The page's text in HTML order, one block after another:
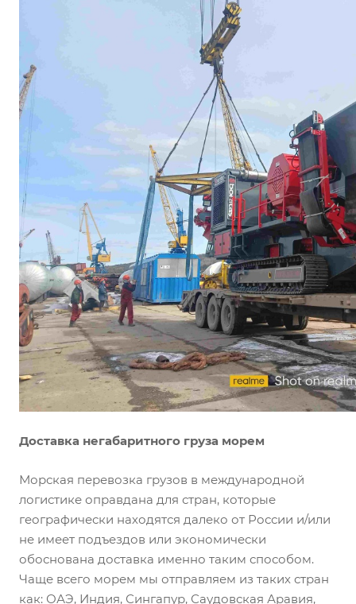
Доставка негабаритного груза морем
Морская перевозка грузов в международной
логистике оправдана для стран, которые
географически находятся далеко от России и/или
не имеет подъездов или экономически
обоснована доставка именно таким способом.
Чаще всего морем мы отправляем из таких стран
как: ОАЭ, Индия, Сингапур, Саудовская Аравия,